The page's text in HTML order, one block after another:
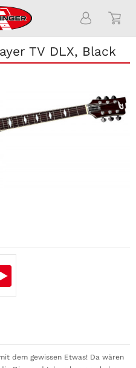
TV DLX, Black
dem gewissen Etwas! Da wären